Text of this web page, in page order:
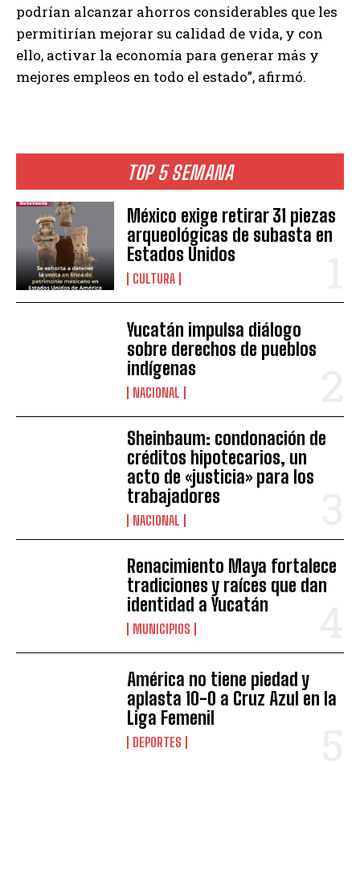
TOP 5 SEMANA
México exige retirar 31 piezas
arqueológicas de subasta en
Estados Unidos
CULTURA
Yucatán impulsa diálogo
sobre derechos de pueblos
indígenas
NACIONAL
Sheinbaum: condonación de
créditos hipotecarios, un
acto de «justicia» para los
trabajadores
NACIONAL
Renacimiento Maya fortalece
tradiciones y raíces que dan
identidad a Yucatán
MUNICIPIOS
América no tiene piedad y
aplasta 10-0 a Cruz Azul en la
Liga Femenil
DEPORTES
podrían alcanzar ahorros considerables que les
permitirían mejorar su calidad de vida, y con
ello, activar la economía para generar más y
mejores empleos en todo el estado”, afirmó.